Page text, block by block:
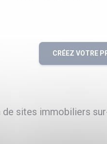
CRÉEZ VOTRE
sites immobiliers